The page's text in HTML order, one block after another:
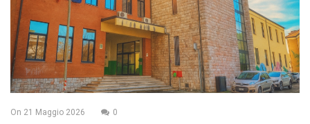
On 21 Maggio 2026 0